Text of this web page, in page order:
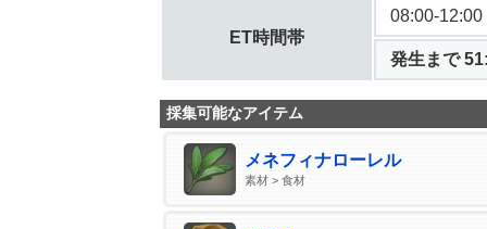
ET時間帯
08:00-12:00
発生まで
採集可能なアイテム
メネフィナローレル
素材 > 食材